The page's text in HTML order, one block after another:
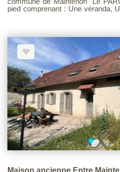
pied comprenant : Une véranda,
fleuri de 590m². Barème d'honoraire page 7 consultable sur
notre site